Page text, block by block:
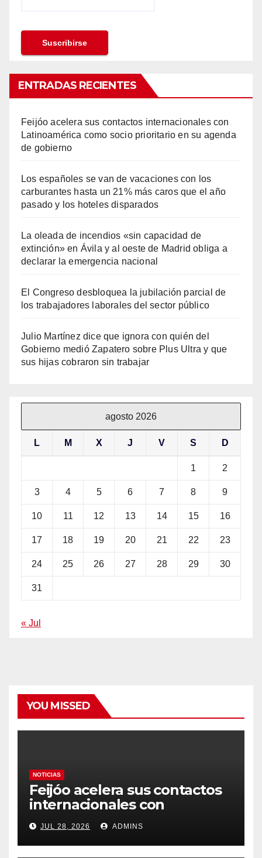
ENTRADAS RECIENTES
Feijóo acelera sus contactos internacionales con
Latinoamérica como socio prioritario en su agenda
de gobierno
Los españoles se van de vacaciones con los
carburantes hasta un 21% más caros que el año
pasado y los hoteles disparados
La oleada de incendios «sin capacidad de
extinción» en Ávila y al oeste de Madrid obliga a
declarar la emergencia nacional
El Congreso desbloquea la jubilación parcial de
los trabajadores laborales del sector público
Julio Martínez dice que ignora con quién del
Gobierno medió Zapatero sobre Plus Ultra y que
sus hijas cobraron sin trabajar
agosto 2026
L M X J V S D
1 2
3 4 5 6 7 8 9
10 11 12 13 14 15 16
17 18 19 20 21 22 23
24 25 26 27 28 29 30
31
« Jul
YOU MISSED
NOTICIAS
Feijóo acelera sus contactos
internacionales con
Latinoamérica como socio
prioritario en su agenda de
gobierno
JUL 28, 2026 ADMINS